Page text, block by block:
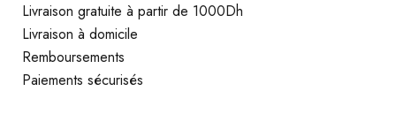
Livraison gratuite à partir de 1000Dh
Livraison à domicile
Remboursements
Paiements sécurisés